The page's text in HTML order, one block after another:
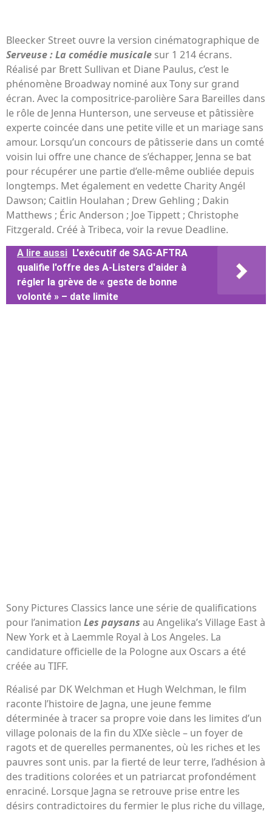
Bleecker Street ouvre la version cinématographique de
Serveuse : La comédie musicale sur 1 214 écrans.
Réalisé par Brett Sullivan et Diane Paulus, c’est le
phénomène Broadway nominé aux Tony sur grand
écran. Avec la compositrice-parolière Sara Bareilles dans
le rôle de Jenna Hunterson, une serveuse et pâtissière
experte coincée dans une petite ville et un mariage sans
amour. Lorsqu’un concours de pâtisserie dans un comté
voisin lui offre une chance de s’échapper, Jenna se bat
pour récupérer une partie d’elle-même oubliée depuis
longtemps. Met également en vedette Charity Angél
Dawson; Caitlin Houlahan ; Drew Gehling ; Dakin
Matthews ; Éric Anderson ; Joe Tippett ; Christophe
Fitzgerald. Créé à Tribeca, voir la revue Deadline.
A lire aussi L'exécutif de SAG-AFTRA
qualifie l'offre des A-Listers d'aider à
régler la grève de « geste de bonne
volonté » – date limite
Sony Pictures Classics lance une série de qualifications
pour l’animation Les paysans au Angelika’s Village East à
New York et à Laemmle Royal à Los Angeles. La
candidature officielle de la Pologne aux Oscars a été
créée au TIFF.
Réalisé par DK Welchman et Hugh Welchman, le film
raconte l’histoire de Jagna, une jeune femme
déterminée à tracer sa propre voie dans les limites d’un
village polonais de la fin du XIXe siècle – un foyer de
ragots et de querelles permanentes, où les riches et les
pauvres sont unis. par la fierté de leur terre, l’adhésion à
des traditions colorées et un patriarcat profondément
enraciné. Lorsque Jagna se retrouve prise entre les
désirs contradictoires du fermier le plus riche du village,